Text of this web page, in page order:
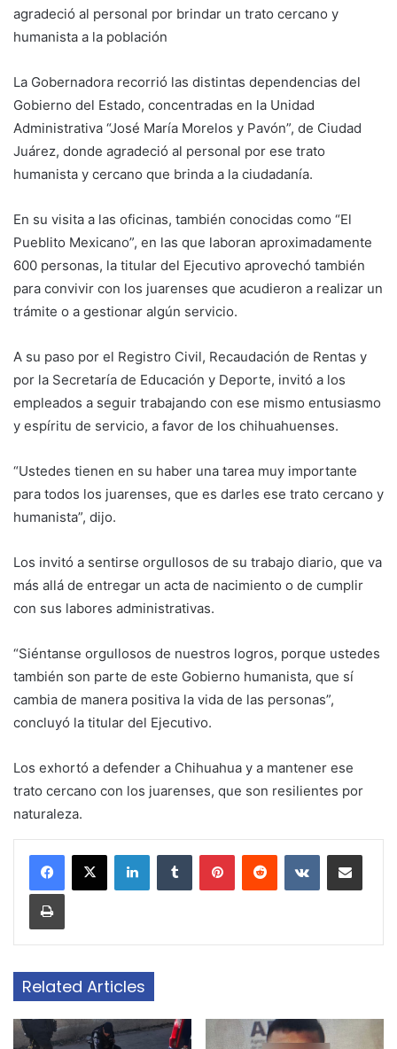
agradeció al personal por brindar un trato cercano y
humanista a la población
La Gobernadora recorrió las distintas dependencias del
Gobierno del Estado, concentradas en la Unidad
Administrativa “José María Morelos y Pavón”, de Ciudad
Juárez, donde agradeció al personal por ese trato
humanista y cercano que brinda a la ciudadanía.
En su visita a las oficinas, también conocidas como “El
Pueblito Mexicano”, en las que laboran aproximadamente
600 personas, la titular del Ejecutivo aprovechó también
para convivir con los juarenses que acudieron a realizar un
trámite o a gestionar algún servicio.
A su paso por el Registro Civil, Recaudación de Rentas y
por la Secretaría de Educación y Deporte, invitó a los
empleados a seguir trabajando con ese mismo entusiasmo
y espíritu de servicio, a favor de los chihuahuenses.
“Ustedes tienen en su haber una tarea muy importante
para todos los juarenses, que es darles ese trato cercano y
humanista”, dijo.
Los invitó a sentirse orgullosos de su trabajo diario, que va
más allá de entregar un acta de nacimiento o de cumplir
con sus labores administrativas.
“Siéntanse orgullosos de nuestros logros, porque ustedes
también son parte de este Gobierno humanista, que sí
cambia de manera positiva la vida de las personas”,
concluyó la titular del Ejecutivo.
Los exhortó a defender a Chihuahua y a mantener ese
trato cercano con los juarenses, que son resilientes por
naturaleza.
LinkedInTumblr PinterestReddit VKontakteShare via Email
Print
Related Articles